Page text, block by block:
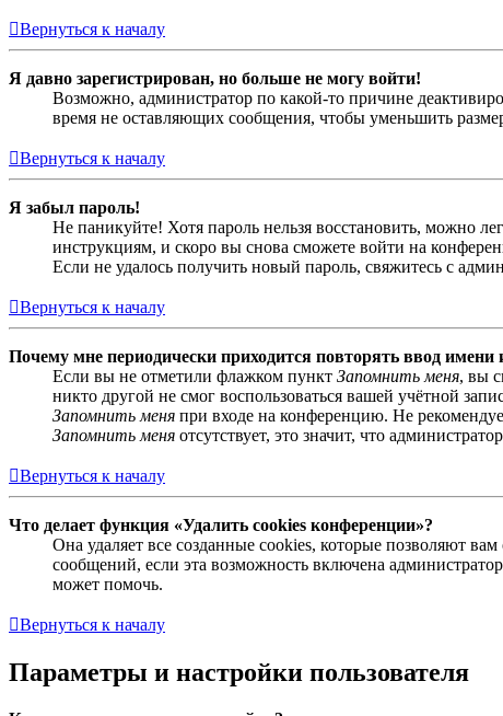
Вернуться к началу
Я давно зарегистрирован, но больше не могу войти!
Возможно, администратор по какой-то причине
время не оставляющих сообщения, чтобы уменьшить
Вернуться к началу
Я забыл пароль!
Не паникуйте! Хотя пароль нельзя восстановить, можно
инструкциям, и скоро вы снова сможете войти на
Если не удалось получить новый пароль, свяжитесь с
Вернуться к началу
Почему мне периодически приходится повторять ввод имени
Если вы не отметили флажком пункт Запомнить меня, вы
никто другой не смог воспользоваться вашей учётной
Запомнить меня при входе на конференцию. Не
Запомнить меня отсутствует, это значит, что
Вернуться к началу
Что делает функция «Удалить cookies конференции»?
Она удаляет все созданные cookies, которые позволяют
сообщений, если эта возможность включена
может помочь.
Вернуться к началу
Параметры и настройки пользователя